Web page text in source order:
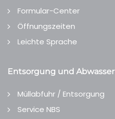
Formular-Center
Öffnungszeiten
Leichte Sprache
Entsorgung und Abwasser
Müllabfuhr / Entsorgung
Service NBS